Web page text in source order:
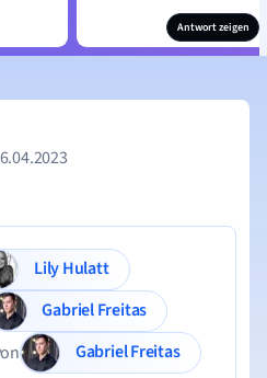
Antwort zeigen
Lily Hulatt
Gabriel Freitas
Gabriel Freitas